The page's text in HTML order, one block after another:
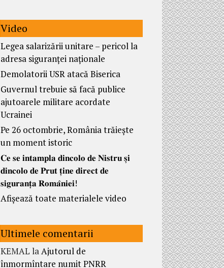
Video
Legea salarizării unitare – pericol la
adresa siguranței naționale
Demolatorii USR atacă Biserica
Guvernul trebuie să facă publice
ajutoarele militare acordate
Ucrainei
Pe 26 octombrie, România trăiește
un moment istoric
𝐂𝐞 𝐬𝐞 𝐢𝐧𝐭𝐚𝐦𝐩𝐥𝐚 𝐝𝐢𝐧𝐜𝐨𝐥𝐨 𝐝𝐞 𝐍𝐢𝐬𝐭𝐫𝐮 𝐬̦𝐢
𝐝𝐢𝐧𝐜𝐨𝐥𝐨 𝐝𝐞 𝐏𝐫𝐮𝐭 𝐭̦𝐢𝐧𝐞 𝐝𝐢𝐫𝐞𝐜𝐭 𝐝𝐞
𝐬𝐢𝐠𝐮𝐫𝐚𝐧𝐭̦𝐚 𝐑𝐨𝐦𝐚̂𝐧𝐢𝐞𝐢!
Afișează toate materialele video
Ultimele comentarii
KEMAL laAjutorul de
înmormîntare numit PNRR